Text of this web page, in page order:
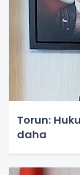
Torun:
daha